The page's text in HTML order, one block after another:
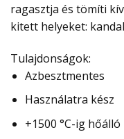
ragasztja és tömíti
kitett helyeket:
Tulajdonságok:
Azbesztmentes
Használatra kész
+1500 °C-ig hőálló